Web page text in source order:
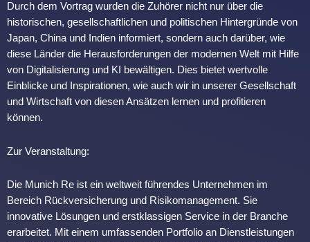
Durch dem Vortrag wurden die Zuhörer nicht nur über die
historischen, gesellschaftlichen und politischen Hintergründe von
Japan, China und Indien informiert, sondern auch darüber, wie
diese Länder die Herausforderungen der modernen Welt mit Hilfe
von Digitalisierung und KI bewältigen. Dies bietet wertvolle
Einblicke und Inspirationen, wie auch wir in unserer Gesellschaft
und Wirtschaft von diesen Ansätzen lernen und profitieren
können.
Zur Veranstaltung:
Die Munich Re ist ein weltweit führendes Unternehmen im
Bereich Rückversicherung und Risikomanagement. Sie
innovative Lösungen und erstklassigen Service in der Branche
erarbeitet. Mit einem umfassenden Portfolio an Dienstleistungen